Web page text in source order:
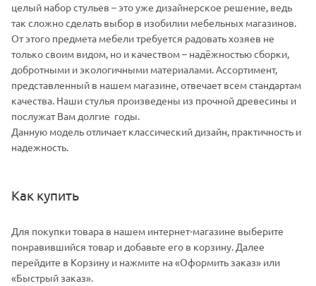
целый набор стульев – это уже дизайнерское решение, ведь
так сложно сделать выбор в изобилии мебельных магазинов.
От этого предмета мебели требуется радовать хозяев не
только своим видом, но и качеством – надёжностью сборки,
добротными и экологичными материалами. Ассортимент,
представленный в нашем магазине, отвечает всем стандартам
качества. Наши стулья произведены из прочной древесины и
послужат Вам долгие годы.
Данную модель отличает классический дизайн, практичность и
надежность.
Как купить
Для покупки товара в нашем интернет-магазине выберите
понравившийся товар и добавьте его в корзину. Далее
перейдите в Корзину и нажмите на «Оформить заказ» или
«Быстрый заказ».